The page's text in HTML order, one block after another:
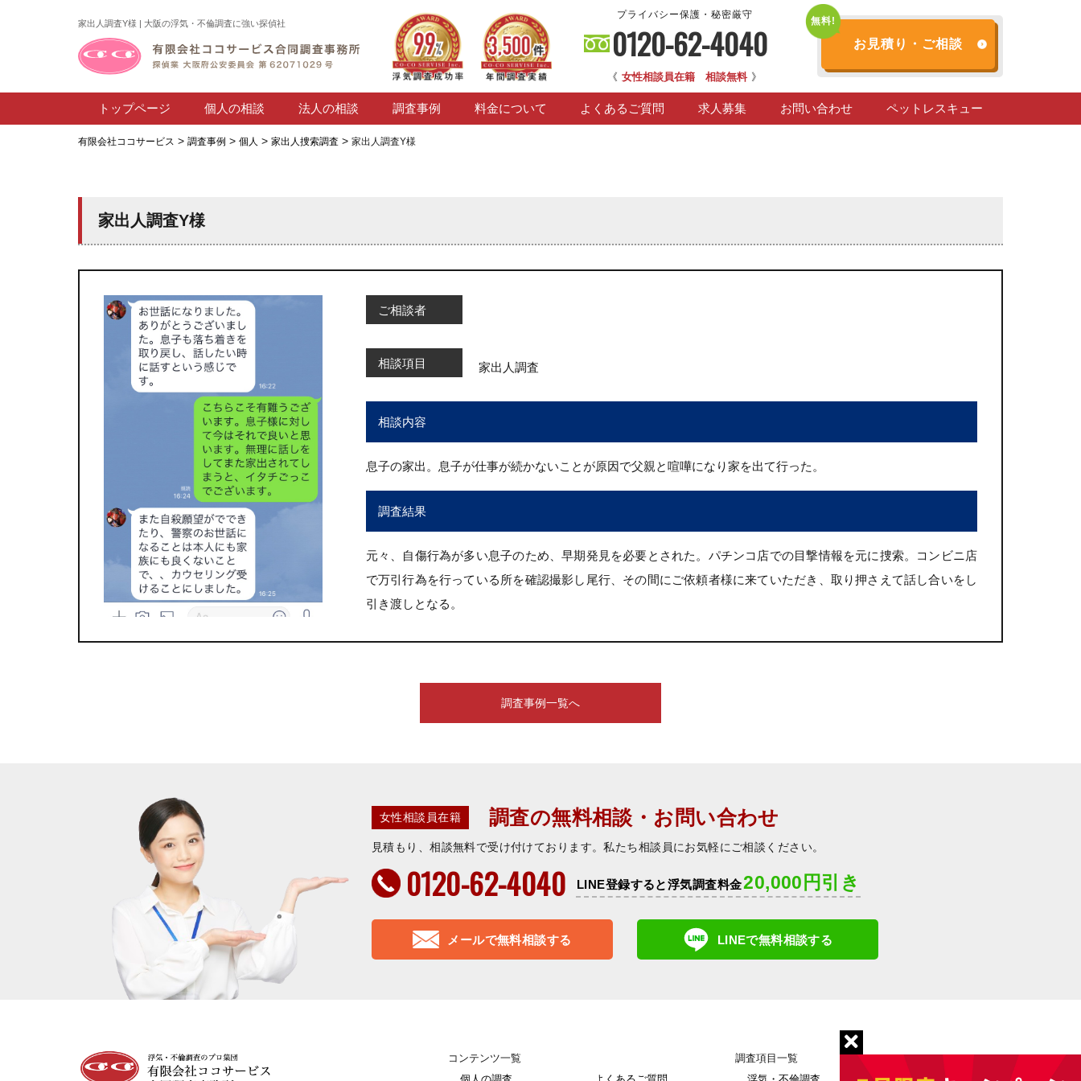
家出人調査Y様 | 大阪の浮気・不倫調査に強い探偵社
プライバシー保護・秘密厳守
0120-62-4040
《 女性相談員在籍 相談無料 》
お見積り・ご相談
トップページ 個人の相談 法人の相談 調査事例 料金について よくあるご質問 求人募集 お問い合わせ ペットレスキュー
有限会社ココサービス > 調査事例 > 個人 > 家出人捜索調査 > 家出人調査Y様
家出人調査Y様
ご相談者
相談項目 家出人調査
相談内容
息子の家出。息子が仕事が続かないことが原因で父親と喧嘩になり家を出て行った。
調査結果
元々、自傷行為が多い息子のため、早期発見を必要とされた。パチンコ店での目撃情報を元に捜索。コンビニ店
で万引行為を行っている所を確認撮影し尾行、その間にご依頼者様に来ていただき、取り押さえて話し合いをし
引き渡しとなる。
調査事例一覧へ
女性相談員在籍 調査の無料相談・お問い合わせ
見積もり、相談無料で受け付けております。私たち相談員にお気軽にご相談ください。
0120-62-4040 LINE登録すると浮気調査料金20,000円引き
メールで無料相談する LINEで無料相談する
コンテンツ一覧
調査項目一覧